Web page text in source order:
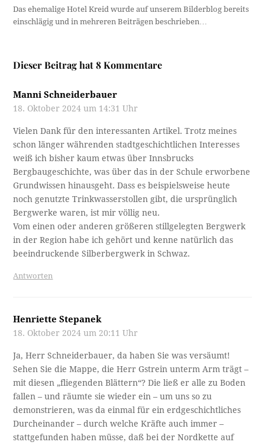
Das ehemalige Hotel Kreid wurde auf unserem Bilderblog bereits
einschlägig und in mehreren Beiträgen beschrieben…
Dieser Beitrag hat 8 Kommentare
Manni Schneiderbauer
18. Oktober 2024 um 14:31 Uhr
Vielen Dank für den interessanten Artikel. Trotz meines
schon länger währenden stadtgeschichtlichen Interesses
weiß ich bisher kaum etwas über Innsbrucks
Bergbaugeschichte, was über das in der Schule erworbene
Grundwissen hinausgeht. Dass es beispielsweise heute
noch genutzte Trinkwasserstollen gibt, die ursprünglich
Bergwerke waren, ist mir völlig neu.
Vom einen oder anderen größeren stillgelegten Bergwerk
in der Region habe ich gehört und kenne natürlich das
beeindruckende Silberbergwerk in Schwaz.
Antworten
Henriette Stepanek
18. Oktober 2024 um 20:11 Uhr
Ja, Herr Schneiderbauer, da haben Sie was versäumt!
Sehen Sie die Mappe, die Herr Gstrein unterm Arm trägt –
mit diesen „fliegenden Blättern“? Die ließ er alle zu Boden
fallen – und räumte sie wieder ein – um uns so zu
demonstrieren, was da einmal für ein erdgeschichtliches
Durcheinander – durch welche Kräfte auch immer –
stattgefunden haben müsse, daß bei der Nordkette auf